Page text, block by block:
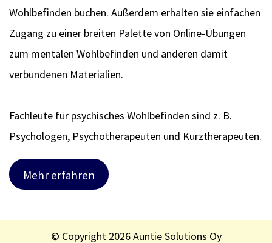
Wohlbefinden buchen. Außerdem erhalten sie einfachen
Zugang zu einer breiten Palette von Online-Übungen
zum mentalen Wohlbefinden und anderen damit
verbundenen Materialien.
Fachleute für psychisches Wohlbefinden sind z. B.
Psychologen, Psychotherapeuten und Kurztherapeuten.
Mehr erfahren
© Copyright 2026 Auntie Solutions Oy